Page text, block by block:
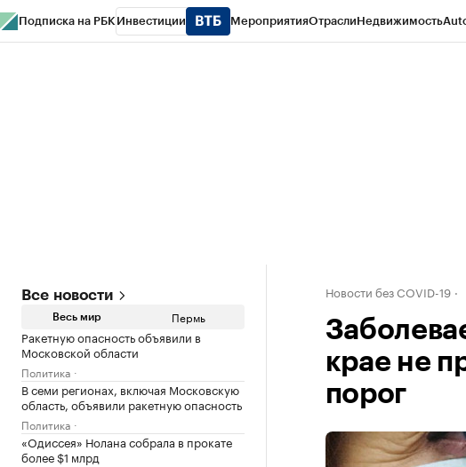
Подписка на РБК Инвестиции МероприятияОтраслиНедвижимость
Все новости
Весь мир Пермь
Ракетную опасность объявили в
Московской области
Политика
В семи регионах, включая Московскую
область, объявили ракетную опасность
Политика
«Одиссея» Нолана собрала в прокате
более $1 млрд
Новости без COVID-19
крае не
порог